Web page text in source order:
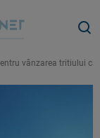
vânzarea tritiului